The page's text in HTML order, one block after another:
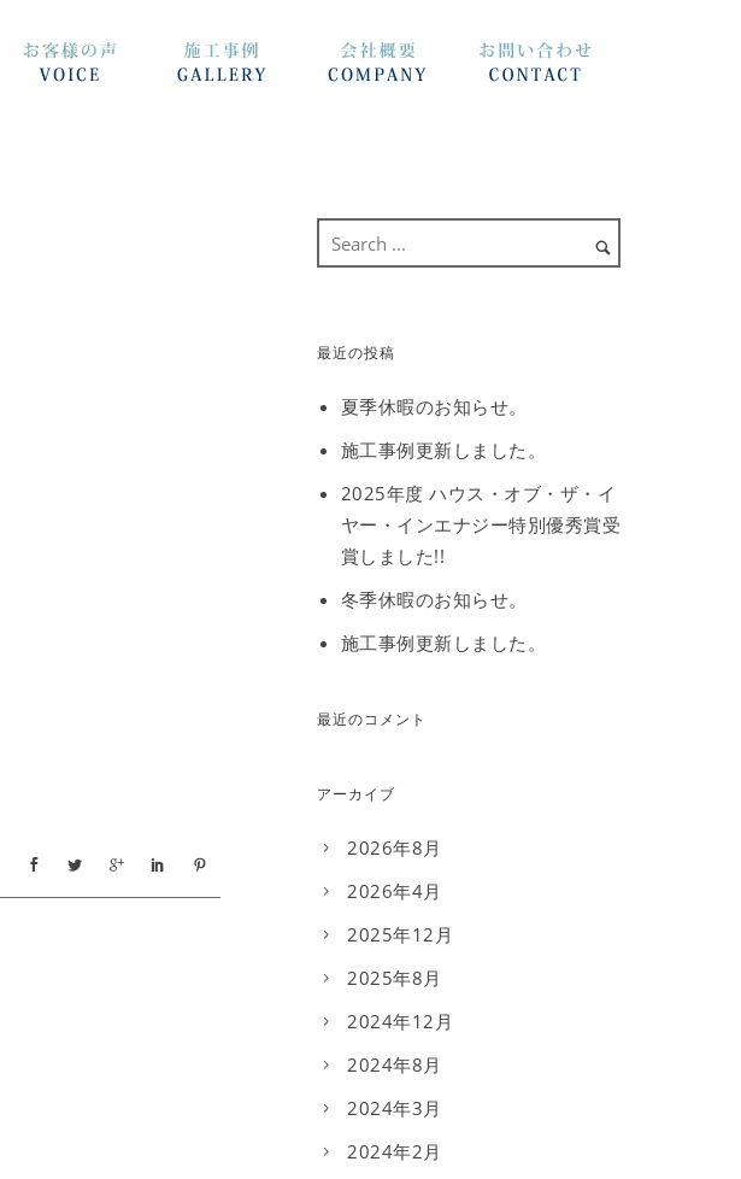
最近の投稿
夏季休暇のお知らせ。
施工事例更新しました。
2025年度 ハウス・オブ・ザ・イ
ヤー・インエナジー特別優秀賞受
賞しました!!
冬季休暇のお知らせ。
施工事例更新しました。
最近のコメント
アーカイブ
2026年8月
2026年4月
2025年12月
2025年8月
2024年12月
2024年8月
2024年3月
2024年2月